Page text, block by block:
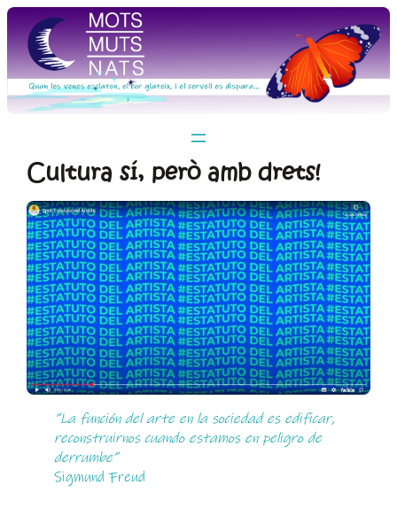
Vés
al
contingut
Cultura sí, però amb drets!
“La función del arte en la sociedad es edificar,
reconstruirnos cuando estamos en peligro de
derrumbe”
Sigmund Freud